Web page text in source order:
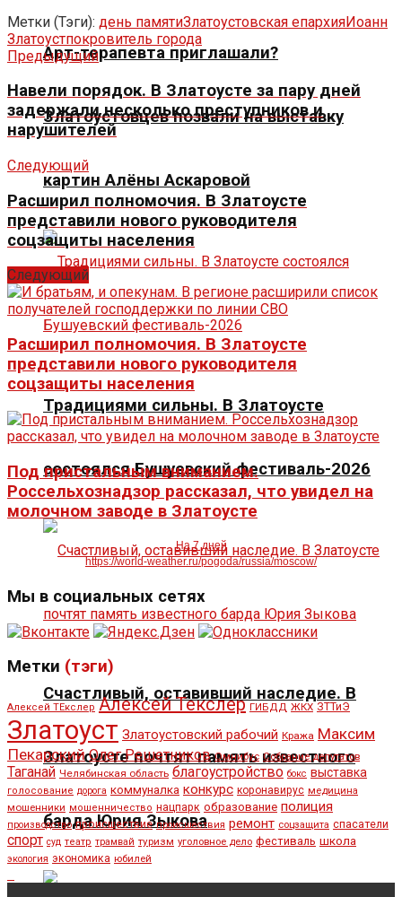
Арт-терапевта приглашали?
Златоустовцев позвали на выставку
картин Алёны Аскаровой
Традициями сильны. В Златоусте
состоялся Бушуевский фестиваль-2026
Счастливый, оставивший наследие. В
Златоусте почтят память известного
барда Юрия Зыкова
Метки (Тэги): день памятиЗлатоустовская епархияИоанн
Златоустпокровитель города
Предыдущий
Навели порядок. В Златоусте за пару дней
задержали несколько преступников и
нарушителей
Следующий
Расширил полномочия. В Златоусте
представили нового руководителя
соцзащиты населения
Следующий
Расширил полномочия. В Златоусте
представили нового руководителя
соцзащиты населения
Под пристальным вниманием.
Россельхознадзор рассказал, что увидел на
молочном заводе в Златоусте
На 7 дней
https://world-weather.ru/pogoda/russia/moscow/
Мы в социальных сетях
Метки (тэги)
Алексей ТЕкслер Алексей Текслер ГИБДД ЖКХ ЗТТиЭ
Златоуст Златоустовский рабочий Кража Максим
Пекарский Олег Решетников Омнибус Собрание депутатов
Таганай Челябинская область благоустройство бокс выставка
голосование дорога коммуналка конкурс коронавирус медицина
мошенники мошенничество нацпарк образование полиция
производство происшествие происшествия ремонт соцзащита спасатели
спорт суд театр трамвай туризм уголовное дело фестиваль школа
экология экономика юбилей